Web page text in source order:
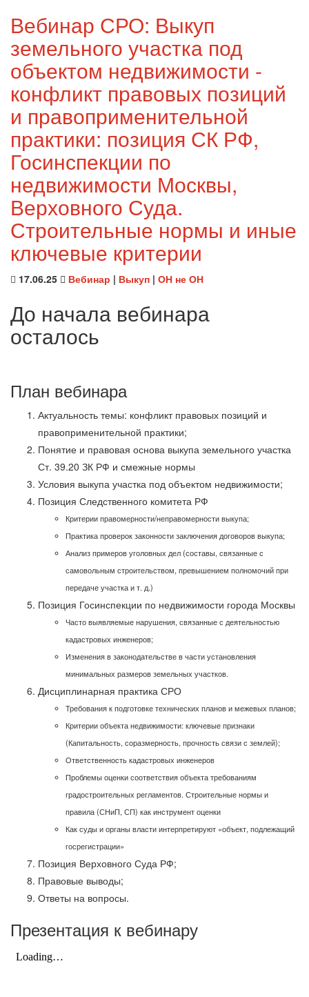
Вебинар СРО: Выкуп
земельного участка под
объектом недвижимости -
конфликт правовых позиций
и правоприменительной
практики: позиция СК РФ,
Госинспекции по
недвижимости Москвы,
Верховного Суда.
Строительные нормы и иные
ключевые критерии
17.06.25 Вебинар | Выкуп | ОН не ОН
До начала вебинара
осталось
План вебинара
Актуальность темы: конфликт правовых позиций и
правоприменительной практики;
Понятие и правовая основа выкупа земельного участка
Ст. 39.20 ЗК РФ и смежные нормы
Условия выкупа участка под объектом недвижимости;
Позиция Следственного комитета РФ
Критерии правомерности/неправомерности выкупа;
Практика проверок законности заключения договоров выкупа;
Анализ примеров уголовных дел (составы, связанные с
самовольным строительством, превышением полномочий при
передаче участка и т. д.)
Позиция Госинспекции по недвижимости города Москвы
Часто выявляемые нарушения, связанные с деятельностью
кадастровых инженеров;
Изменения в законодательстве в части установления
минимальных размеров земельных участков.
Дисциплинарная практика СРО
Требования к подготовке технических планов и межевых планов;
Критерии объекта недвижимости: ключевые признаки
(Капитальность, соразмерность, прочность связи с землей);
Ответственность кадастровых инженеров
Проблемы оценки соответствия объекта требованиям
градостроительных регламентов. Строительные нормы и
правила (СНиП, СП) как инструмент оценки
Как суды и органы власти интерпретируют «объект, подлежащий
госрегистрации»
Позиция Верховного Суда РФ;
Правовые выводы;
Ответы на вопросы.
Презентация к вебинару